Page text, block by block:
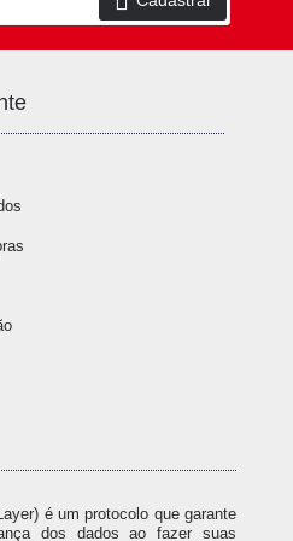
é um protocolo que garante
dos dados ao fazer suas